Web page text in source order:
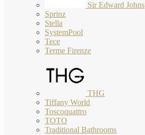
Sir Edward Johns
Sprinz
Stella
SystemPool
Tece
Terme Firenze
THG
Tiffany World
Toscoquattro
TOTO
Traditional Bathrooms